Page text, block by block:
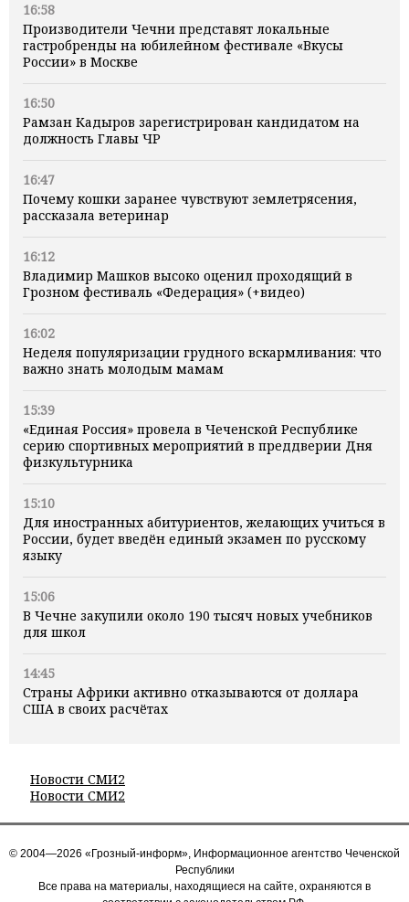
16:58
Производители Чечни представят локальные
гастробренды на юбилейном фестивале «Вкусы
России» в Москве
16:50
Рамзан Кадыров зарегистрирован кандидатом на
должность Главы ЧР
16:47
Почему кошки заранее чувствуют землетрясения,
рассказала ветеринар
16:12
Владимир Машков высоко оценил проходящий в
Грозном фестиваль «Федерация» (+видео)
16:02
Неделя популяризации грудного вскармливания: что
важно знать молодым мамам
15:39
«Единая Россия» провела в Чеченской Республике
серию спортивных мероприятий в преддверии Дня
физкультурника
15:10
Для иностранных абитуриентов, желающих учиться в
России, будет введён единый экзамен по русскому
языку
15:06
В Чечне закупили около 190 тысяч новых учебников
для школ
14:45
Страны Африки активно отказываются от доллара
США в своих расчётах
Новости СМИ2
Новости СМИ2
© 2004—2026 «Грозный-информ», Информационное агентство Чеченской
Республики
Все права на материалы, находящиеся на сайте, охраняются в